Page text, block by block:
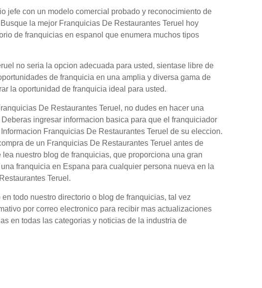
jefe con un modelo comercial probado y reconocimiento de
la mejor Franquicias De Restaurantes Teruel hoy
de franquicias en espanol que enumera muchos tipos
no seria la opcion adecuada para usted, sientase libre de
de franquicia en una amplia y diversa gama de
la oportunidad de franquicia ideal para usted.
De Restaurantes Teruel, no dudes en hacer una
ingresar informacion basica para que el franquiciador
Franquicias De Restaurantes Teruel de su eleccion.
de un Franquicias De Restaurantes Teruel antes de
nuestro blog de franquicias, que proporciona una gran
franquicia en Espana para cualquier persona nueva en la
Teruel.
todo nuestro directorio o blog de franquicias, tal vez
por correo electronico para recibir mas actualizaciones
en todas las categorias y noticias de la industria de